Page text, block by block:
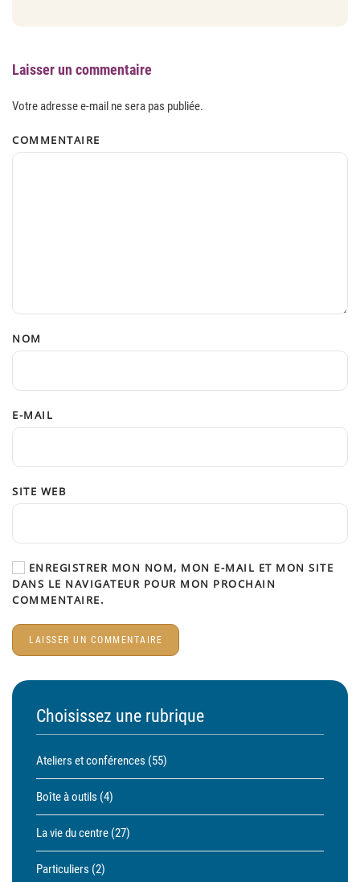
Laisser un commentaire
Votre adresse e-mail ne sera pas publiée.
COMMENTAIRE
NOM
E-MAIL
SITE WEB
ENREGISTRER MON NOM, MON E-MAIL ET MON SITE
DANS LE NAVIGATEUR POUR MON PROCHAIN
COMMENTAIRE.
LAISSER UN COMMENTAIRE
Choisissez une rubrique
Ateliers et conférences (55)
Boîte à outils (4)
La vie du centre (27)
Particuliers (2)